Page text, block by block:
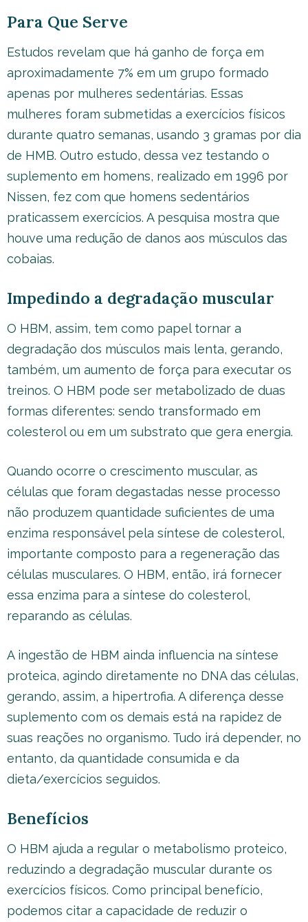
Para Que Serve
Estudos revelam que há ganho de força em
aproximadamente 7% em um grupo formado
apenas por mulheres sedentárias. Essas
mulheres foram submetidas a exercícios físicos
durante quatro semanas, usando 3 gramas por dia
de HMB. Outro estudo, dessa vez testando o
suplemento em homens, realizado em 1996 por
Nissen, fez com que homens sedentários
praticassem exercícios. A pesquisa mostra que
houve uma redução de danos aos músculos das
cobaias.
Impedindo a degradação muscular
O HBM, assim, tem como papel tornar a
degradação dos músculos mais lenta, gerando,
também, um aumento de força para executar os
treinos. O HBM pode ser metabolizado de duas
formas diferentes: sendo transformado em
colesterol ou em um substrato que gera energia.
Quando ocorre o crescimento muscular, as
células que foram degastadas nesse processo
não produzem quantidade suficientes de uma
enzima responsável pela síntese de colesterol,
importante composto para a regeneração das
células musculares. O HBM, então, irá fornecer
essa enzima para a síntese do colesterol,
reparando as células.
A ingestão de HBM ainda influencia na síntese
proteica, agindo diretamente no DNA das células,
gerando, assim, a hipertrofia. A diferença desse
suplemento com os demais está na rapidez de
suas reações no organismo. Tudo irá depender, no
entanto, da quantidade consumida e da
dieta/exercícios seguidos.
Benefícios
O HBM ajuda a regular o metabolismo proteico,
reduzindo a degradação muscular durante os
exercícios físicos. Como principal benefício,
podemos citar a capacidade de reduzir o